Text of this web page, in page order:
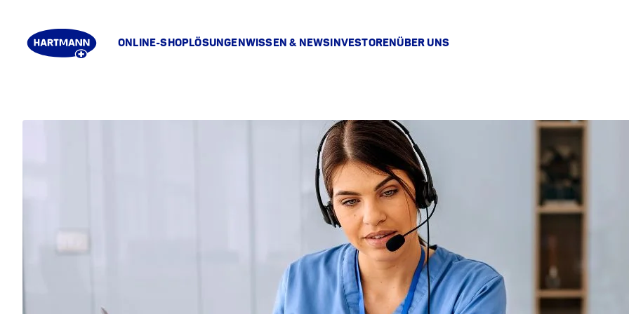
ONLINE-SHOPLÖSUNGENWISSEN & NEWSINVESTORENÜBER UNS